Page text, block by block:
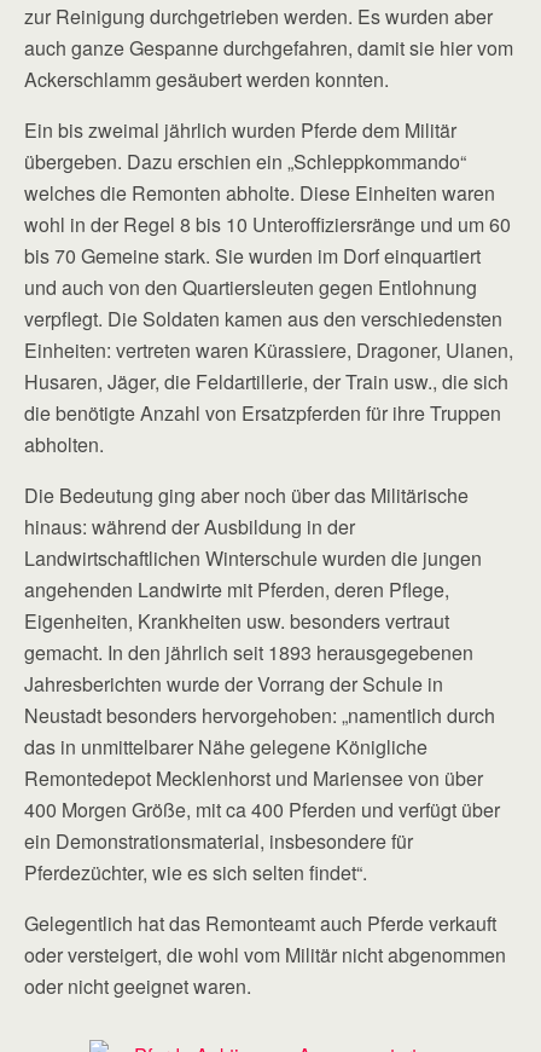
zur Reinigung durchgetrieben werden. Es wurden aber
auch ganze Gespanne durchgefahren, damit sie hier vom
Ackerschlamm gesäubert werden konnten.
Ein bis zweimal jährlich wurden Pferde dem Militär
übergeben. Dazu erschien ein „Schleppkommando“
welches die Remonten abholte. Diese Einheiten waren
wohl in der Regel 8 bis 10 Unteroffiziersränge und um 60
bis 70 Gemeine stark. Sie wurden im Dorf einquartiert
und auch von den Quartiersleuten gegen Entlohnung
verpflegt. Die Soldaten kamen aus den verschiedensten
Einheiten: vertreten waren Kürassiere, Dragoner, Ulanen,
Husaren, Jäger, die Feldartillerie, der Train usw., die sich
die benötigte Anzahl von Ersatzpferden für ihre Truppen
abholten.
Die Bedeutung ging aber noch über das Militärische
hinaus: während der Ausbildung in der
Landwirtschaftlichen Winterschule wurden die jungen
angehenden Landwirte mit Pferden, deren Pflege,
Eigenheiten, Krankheiten usw. besonders vertraut
gemacht. In den jährlich seit 1893 herausgegebenen
Jahresberichten wurde der Vorrang der Schule in
Neustadt besonders hervorgehoben: „namentlich durch
das in unmittelbarer Nähe gelegene Königliche
Remontedepot Mecklenhorst und Mariensee von über
400 Morgen Größe, mit ca 400 Pferden und verfügt über
ein Demonstrationsmaterial, insbesondere für
Pferdezüchter, wie es sich selten findet“.
Gelegentlich hat das Remonteamt auch Pferde verkauft
oder versteigert, die wohl vom Militär nicht abgenommen
oder nicht geeignet waren.